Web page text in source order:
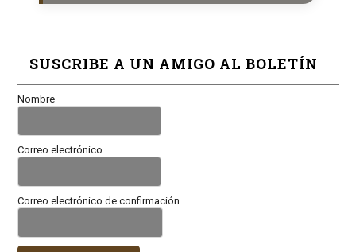
SUSCRIBE A UN AMIGO AL BOLETÍN
Nombre
Correo electrónico
Correo electrónico de confirmación